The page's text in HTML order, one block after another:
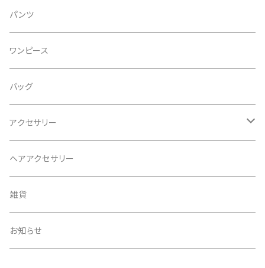
パンツ
ワンピース
バッグ
アクセサリー
ネックレス
ピアス
イヤリング
ヘアアクセサリー
雑貨
お知らせ